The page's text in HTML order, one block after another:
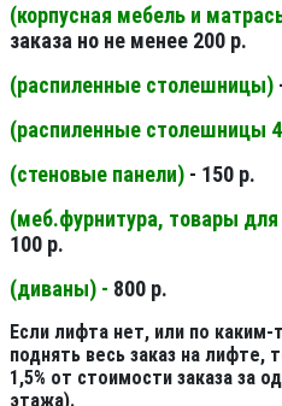
(корпусная мебель и
заказа но не менее 200 р.
(распиленные столешницы)
(распиленные столешницы
(стеновые панели) - 150 р.
(меб.фурнитура, товары
100 р.
(диваны) - 800 р.
Если лифта нет, или по
поднять весь заказ на
1,5% от стоимости заказа за
этажа).